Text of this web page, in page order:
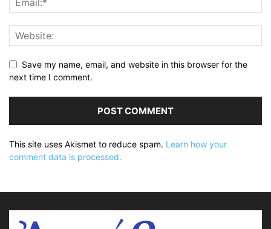
Save my name, email, and website in this browser for the
next time I comment.
This site uses Akismet to reduce spam. Learn how your
comment data is processed.